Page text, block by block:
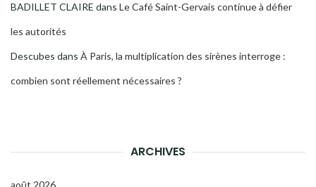
BADILLET CLAIRE dans Le Café Saint-Gervais continue à défier
les autorités
Descubes dans À Paris, la multiplication des sirènes interroge :
combien sont réellement nécessaires ?
ARCHIVES
août 2026